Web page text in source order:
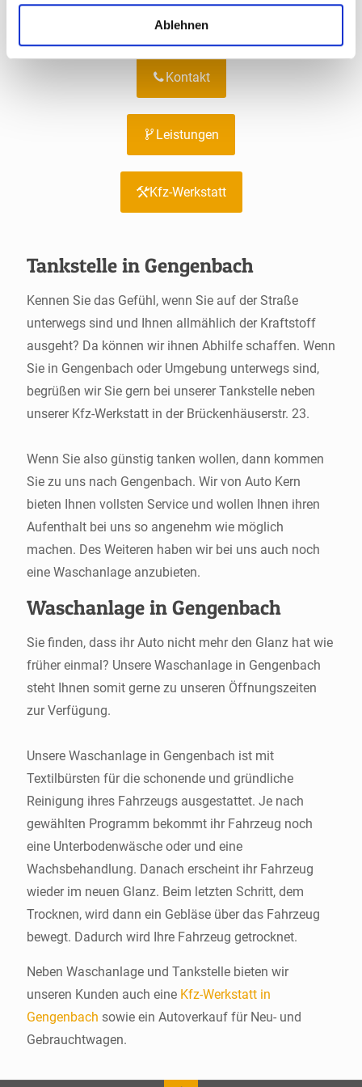
Ablehnen
Kontakt
Leistungen
Kfz-Werkstatt
Tankstelle in Gengenbach
Kennen Sie das Gefühl, wenn Sie auf der Straße
unterwegs sind und Ihnen allmählich der Kraftstoff
ausgeht? Da können wir ihnen Abhilfe schaffen. Wenn
Sie in Gengenbach oder Umgebung unterwegs sind,
begrüßen wir Sie gern bei unserer Tankstelle neben
unserer Kfz-Werkstatt in der Brückenhäuserstr. 23.
Wenn Sie also günstig tanken wollen, dann kommen
Sie zu uns nach Gengenbach. Wir von Auto Kern
bieten Ihnen vollsten Service und wollen Ihnen ihren
Aufenthalt bei uns so angenehm wie möglich
machen. Des Weiteren haben wir bei uns auch noch
eine Waschanlage anzubieten.
Waschanlage in Gengenbach
Sie finden, dass ihr Auto nicht mehr den Glanz hat wie
früher einmal? Unsere Waschanlage in Gengenbach
steht Ihnen somit gerne zu unseren Öffnungszeiten
zur Verfügung.
Unsere Waschanlage in Gengenbach ist mit
Textilbürsten für die schonende und gründliche
Reinigung ihres Fahrzeugs ausgestattet. Je nach
gewählten Programm bekommt ihr Fahrzeug noch
eine Unterbodenwäsche oder und eine
Wachsbehandlung. Danach erscheint ihr Fahrzeug
wieder im neuen Glanz. Beim letzten Schritt, dem
Trocknen, wird dann ein Gebläse über das Fahrzeug
bewegt. Dadurch wird Ihre Fahrzeug getrocknet.
Neben Waschanlage und Tankstelle bieten wir
unseren Kunden auch eine Kfz-Werkstatt in
Gengenbach sowie ein Autoverkauf für Neu- und
Gebrauchtwagen.